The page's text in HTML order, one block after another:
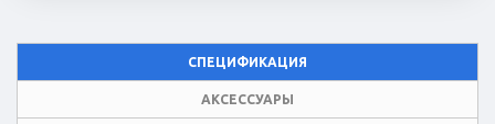
СПЕЦИФИКАЦИЯ
АКСЕССУАРЫ